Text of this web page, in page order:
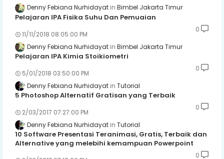
Denny Febiana Nurhidayat Bimbel Jakarta Timur
Pelajaran IPA Fisika Suhu Dan Pemuaian
11/11/2018 08:05:00 PM
0
Denny Febiana Nurhidayat Bimbel Jakarta Timur
Pelajaran IPA Kimia Stoikiometri
5/01/2018 03:50:00 PM
0
Denny Febiana Nurhidayat Tutorial
5 Photoshop Alternatif Gratisan yang Terbaik
2/03/2017 07:27:00 PM
0
Denny Febiana Nurhidayat Tutorial
10 Software Presentasi Teranimasi, Gratis, Terbaik dan
Alternative yang melebihi kemampuan Powerpoint
0